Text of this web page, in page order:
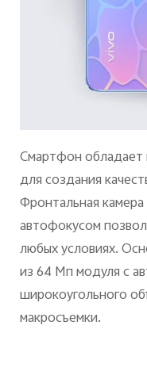
Смартфон
для создания
Фронтальная
автофокусом
любых условиях.
из 64 Мп модуля с
широкоугольного
макросъемки.